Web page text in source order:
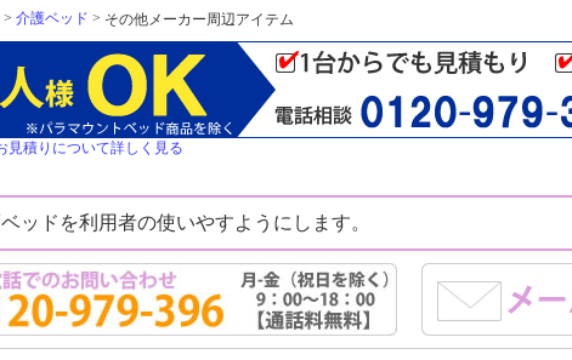
> 介護ベッド > その他メーカー周辺アイテム
見積りについて詳しく見る
ッドを利用者の使いやすようにします。